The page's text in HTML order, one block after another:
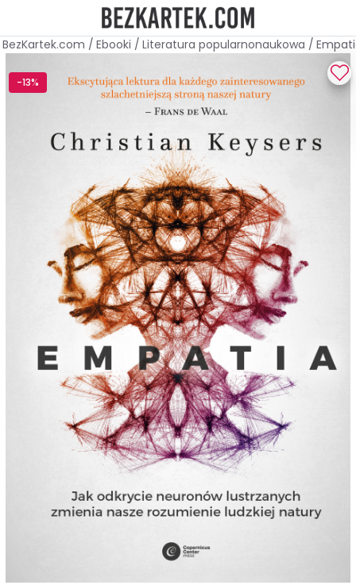
BezKartek.com / Ebooki / Literatura popularnonaukowa /
-13%